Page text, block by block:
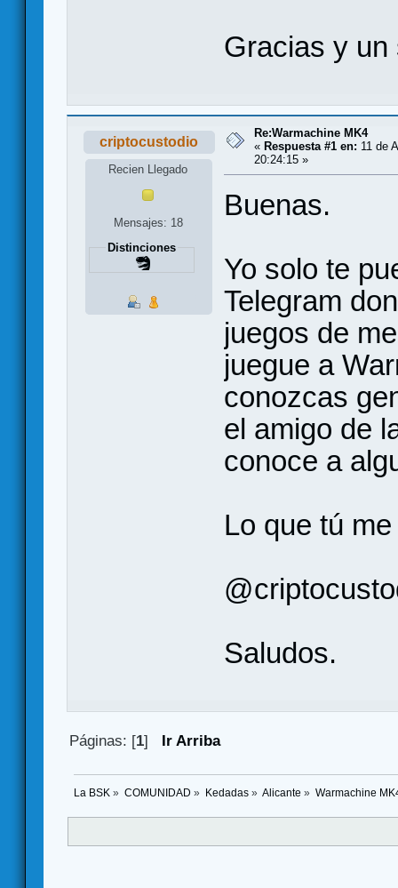
Gracias y un
criptocustodio
Recien Llegado
Mensajes: 18
Distinciones
Re:Warmachine MK4
« Respuesta #1 en: 11 de
20:24:15 »
Buenas.
Yo solo te
Telegram
juegos de
juegue a
conozcas
el amigo de
conoce a
Lo que tú
Saludos.
Páginas: [1] Ir Arriba
La BSK » COMUNIDAD » Kedadas» Alicante » Warmachine